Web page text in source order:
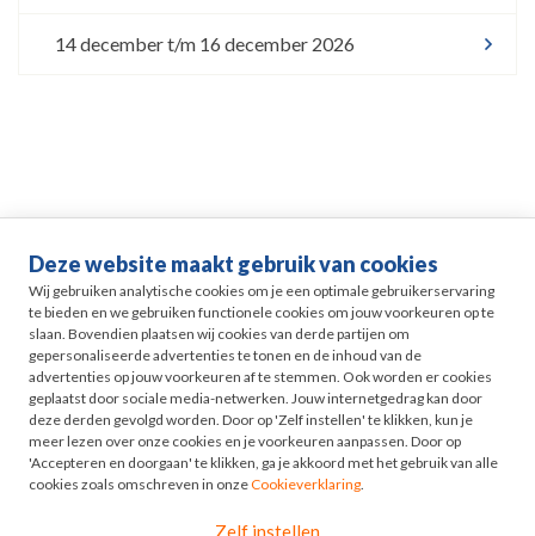
Deze website maakt gebruik van cookies
Wij gebruiken analytische cookies om je een optimale gebruikerservaring
te bieden en we gebruiken functionele cookies om jouw voorkeuren op te
slaan. Bovendien plaatsen wij cookies van derde partijen om
gepersonaliseerde advertenties te tonen en de inhoud van de
advertenties op jouw voorkeuren af te stemmen. Ook worden er cookies
geplaatst door sociale media-netwerken. Jouw internetgedrag kan door
deze derden gevolgd worden. Door op 'Zelf instellen' te klikken, kun je
meer lezen over onze cookies en je voorkeuren aanpassen. Door op
'Accepteren en doorgaan' te klikken, ga je akkoord met het gebruik van alle
cookies zoals omschreven in onzeCookieverklaring.
Zelf instellen
14 december t/m 16 december 2026
Life events
Pensioen in Zicht
HR
Odyssee